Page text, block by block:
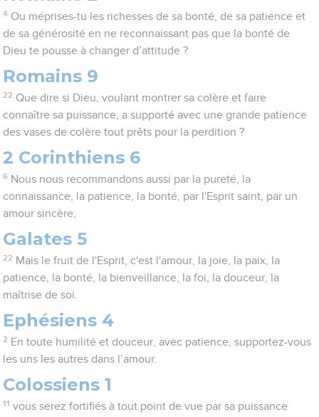
4 Ou méprises-tu les richesses de sa bonté, de sa patience et
de sa générosité en ne reconnaissant pas que la bonté de
Dieu te pousse à changer d’attitude ?
Romains 9
22 Que dire si Dieu, voulant montrer sa colère et faire
connaître sa puissance, a supporté avec une grande patience
des vases de colère tout prêts pour la perdition ?
2 Corinthiens 6
6 Nous nous recommandons aussi par la pureté, la
connaissance, la patience, la bonté, par l'Esprit saint, par un
amour sincère,
Galates 5
22 Mais le fruit de l'Esprit, c'est l'amour, la joie, la paix, la
patience, la bonté, la bienveillance, la foi, la douceur, la
maîtrise de soi.
Ephésiens 4
2 En toute humilité et douceur, avec patience, supportez-vous
les uns les autres dans l’amour.
Colossiens 1
11 vous serez fortifiés à tout point de vue par sa puissance